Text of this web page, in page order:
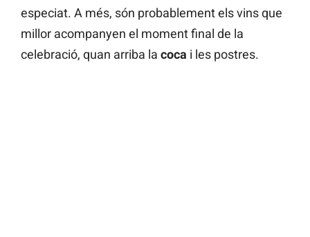
especiat. A més, són probablement els vins que
millor acompanyen el moment final de la
celebració, quan arriba la coca i les postres.